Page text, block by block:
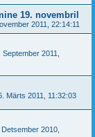
19. novembril
2011, 22:14:11
2011,
Märts 2011, 11:32:03
2010,